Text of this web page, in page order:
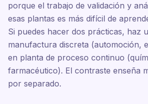
porque el trabajo de validación y
esas plantas es más difícil de
Si puedes hacer dos prácticas, haz
manufactura discreta (automoción,
en planta de proceso continuo
farmacéutico). El contraste enseña
por separado.